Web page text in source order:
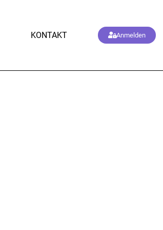
KONTAKT Anmelden